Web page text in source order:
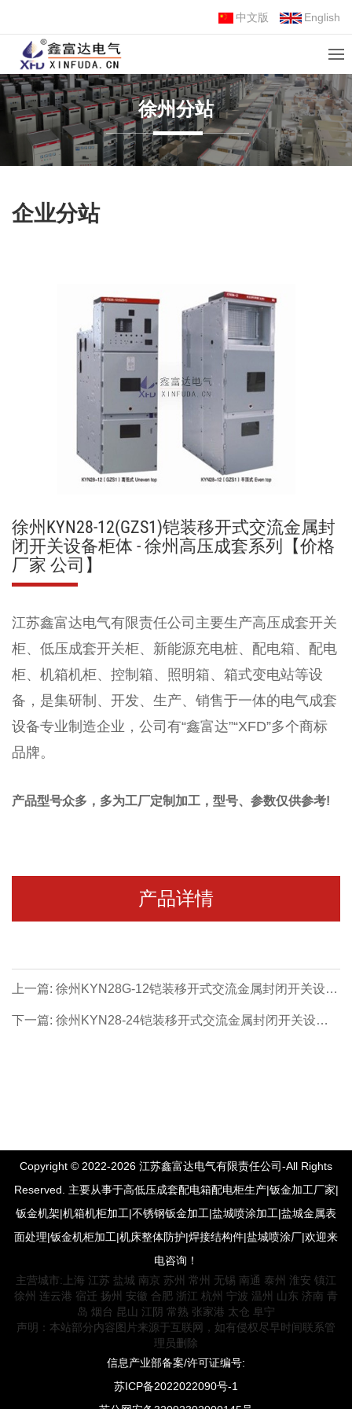
中文版 English
徐州分站
企业分站
徐州KYN28-12(GZS1)铠装移开式交流金属封
闭开关设备柜体 - 徐州高压成套系列【价格
厂家 公司】
江苏鑫富达电气有限责任公司 主要生产高压成套开关
柜、 低压成套开关柜、 新能源充电桩、 配电箱、 配电
柜、 机箱机柜、 控制箱、照明箱、 箱式变电站等设
备，是集研制、开发、生产、销售于一体的电气成套
设备专业制造企业 ，公司有“鑫富达”“XFD”多个商标
品牌。
产品型号众多，多为工厂定制加工，型号、参数仅供参考!
产品详情
上一篇: 徐州KYN28G-12铠装移开式交流金属封闭开关设备
柜体 - 徐州高压成套系列【价格 厂家 公司】
下一篇: 徐州KYN28-24铠装移开式交流金属封闭开关设备
Copyright © 2022-2026 江苏鑫富达电气有限责任公司-All Rights
Reserved. 主要从事于高低压成套配电箱配电柜生产|钣金加工厂家|
钣金机架|机箱机柜加工|不锈钢钣金加工|盐城喷涂加工|盐城金属表
面处理|钣金机柜加工|机床整体防护|焊接结构件|盐城喷涂厂|欢迎来
电咨询！
主营城市: 上海 江苏 盐城 南京 苏州 常州 无锡 南通 泰州 淮安 镇江
徐州 连云港 宿迁 扬州 安徽 合肥 浙江 杭州 宁波 温州 山东 济南 青
岛 烟台 昆山 江阴 常熟 张家港 太仓 阜宁
声明：本站部分内容图片来源于互联网，如有侵权尽早时间联系管
理员删除
信息产业部备案/许可证编号:
苏ICP备2022022090号-1